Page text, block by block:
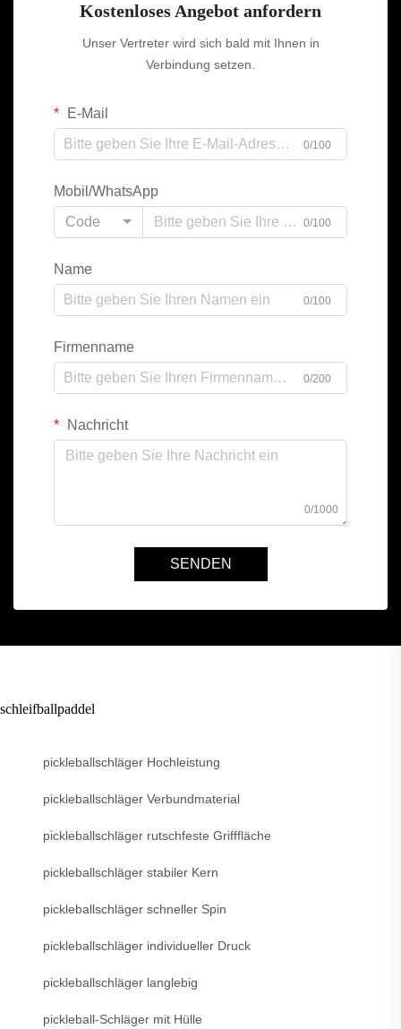
Kostenloses Angebot anfordern
Unser Vertreter wird sich bald mit Ihnen in
Verbindung setzen.
E-Mail
0/100
Mobil/WhatsApp
Code
0/100
Name
0/100
Firmenname
0/200
Nachricht
0/1000
SENDEN
schleifballpaddel
pickleballschläger Hochleistung
pickleballschläger Verbundmaterial
pickleballschläger rutschfeste Grifffläche
pickleballschläger stabiler Kern
pickleballschläger schneller Spin
pickleballschläger individueller Druck
pickleballschläger langlebig
pickleball-Schläger mit Hülle